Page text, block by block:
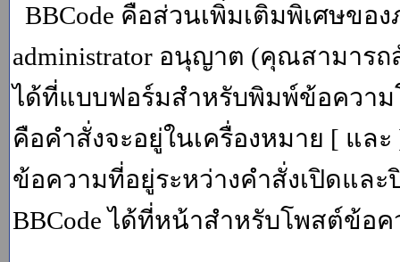
BBCode คือส่วนเพิ่มเติมพิเศษขอ
administrator อนุญาต (คุณสามาร
ได้ที่แบบฟอร์มสำหรับพิมพ์ข้อความ
คือคำสั่งจะอยู่ในเครื่องหมาย [ แล
ข้อความที่อยู่ระหว่างคำสั่งเปิดแล
BBCode ได้ที่หน้าสำหรับโพสต์ข้อค